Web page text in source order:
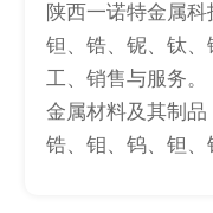
陕西一诺特金属科
钽、锆、铌、钛
工、销售与服务
金属材料及其制品
锆、钼、钨、钽